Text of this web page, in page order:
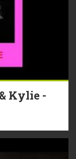
Kylie -